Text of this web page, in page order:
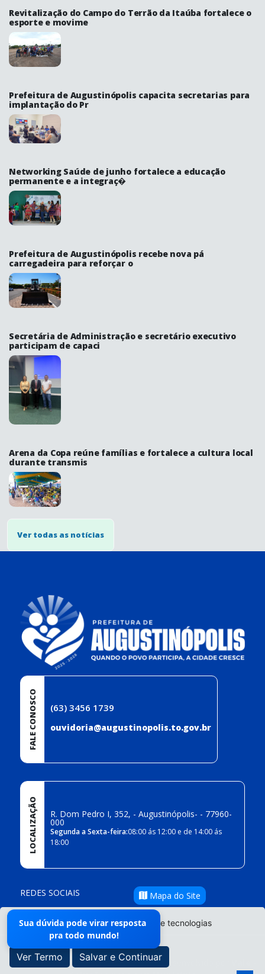
Sua dúvida pode virar resposta
pra todo mundo!
Revitalização do Campo do Terrão da Itaúba fortalece o
esporte e movime
Prefeitura de Augustinópolis capacita secretarias para
implantação do Pr
Networking Saúde de junho fortalece a educação
permanente e a integraç�
Prefeitura de Augustinópolis recebe nova pá
carregadeira para reforçar o
Secretária de Administração e secretário executivo
participam de capaci
Arena da Copa reúne famílias e fortalece a cultura local
durante transmis
Ver todas as notícias
O site da Prefeitura não utiliza cookies e tecnologias
semelhantes.
Ver Termo Salvar e Continuar
FALE CONOSCO (63) 3456 1739
ouvidoria@augustinopolis.to.gov.br
LOCALIZAÇÃO R. Dom Pedro I, 352, - Augustinópolis- - 77960-
000
Segunda a Sexta-feira:08:00 ás 12:00 e de 14:00 ás
18:00
REDES SOCIAIS Mapa do Site
- Todos os direitos reservados ©| Desenvolvido por